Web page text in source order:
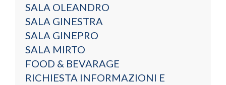
SALA OLEANDRO
SALA GINESTRA
SALA GINEPRO
SALA MIRTO
FOOD & BEVARAGE
RICHIESTA INFORMAZIONI E